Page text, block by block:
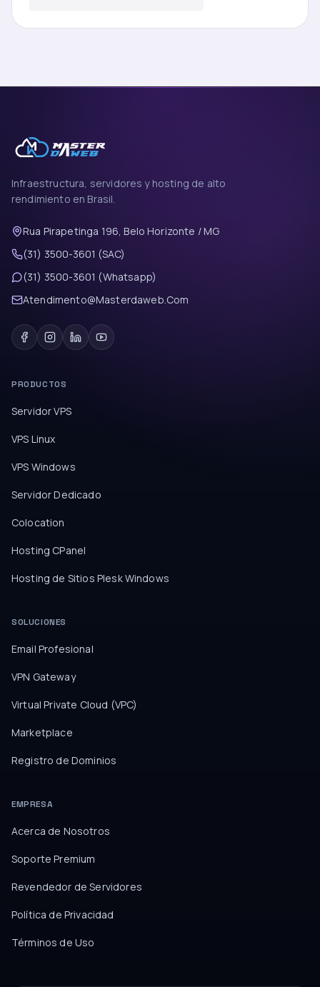
Infraestructura, servidores y hosting de alto
rendimiento en Brasil.
Rua Pirapetinga 196, Belo Horizonte / MG
(31) 3500-3601 (SAC)
(31) 3500-3601 (Whatsapp)
Atendimento@Masterdaweb.Com
PRODUCTOS
Servidor VPS
VPS Linux
VPS Windows
Servidor Dedicado
Colocation
Hosting CPanel
Hosting de Sitios Plesk Windows
SOLUCIONES
Email Profesional
VPN Gateway
Virtual Private Cloud (VPC)
Marketplace
Registro de Dominios
EMPRESA
Acerca de Nosotros
Soporte Premium
Revendedor de Servidores
Política de Privacidad
Términos de Uso